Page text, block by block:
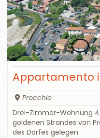
Appartamento
Procchio
Drei-Zimmer-Wohnung
goldenen Strandes von
des Dorfes gelegen